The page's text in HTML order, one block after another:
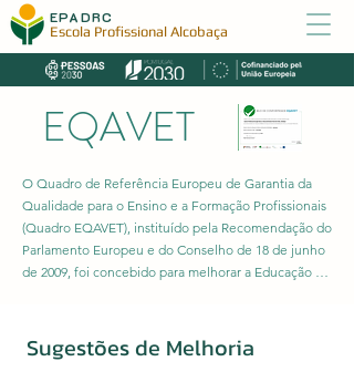
EPADRC
Escola Profissional Alcobaça
EQAVET
O Quadro de Referência Europeu de Garantia da
Qualidade para o Ensino e a Formação Profissionais
(Quadro EQAVET), instituído pela Recomendação do
Parlamento Europeu e do Conselho de 18 de junho
de 2009, foi concebido para melhorar a Educação e
operadores de EFP ferramentas comuns para a
gestão da qualidade assentes numa forte articulação
Sugestões de Melhoria